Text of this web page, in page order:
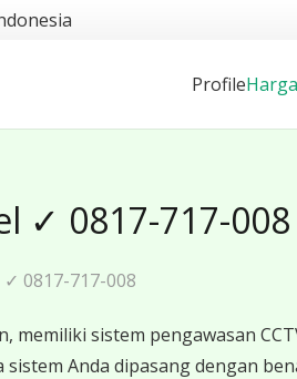
Profile
✓ 0817-717-008
✓ 0817-717-008
sistem pengawasan
sistem Anda dipasang dengan